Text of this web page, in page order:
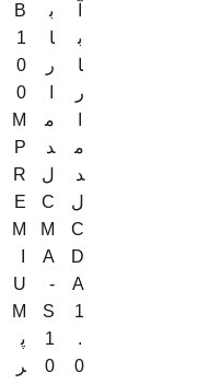
ب
ا
ر
م
د
ل
C
D
A
1
.
0
ب
ا
ر
م
د
ل
C
M
A
-
S
1
0
B
1
0
0
M
P
R
E
M
U
M
پ
ر